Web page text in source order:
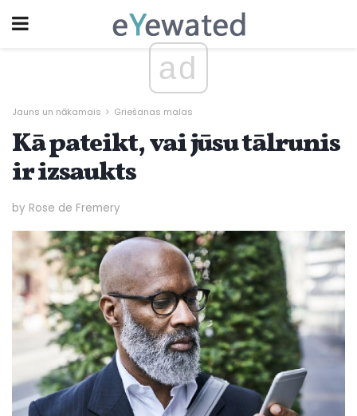
ad
Jauns un nākamais Griešanas malas
Kā pateikt, vai jūsu tālrunis
ir izsaukts
by Rose de Fremery